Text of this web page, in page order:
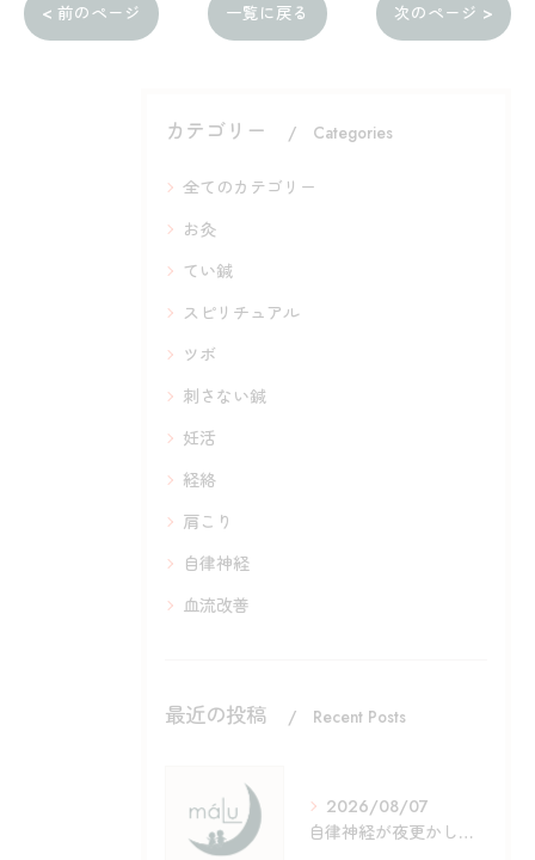
< 前のページ 一覧に戻る 次のページ >
カテゴリー Categories
全てのカテゴリー
お灸
てい鍼
スピリチュアル
ツボ
刺さない鍼
妊活
経絡
肩こり
自律神経
血流改善
最近の投稿 Recent Posts
2026/08/07
自律神経が夜更かしで乱れる理由と今夜からできる整え方ガイド